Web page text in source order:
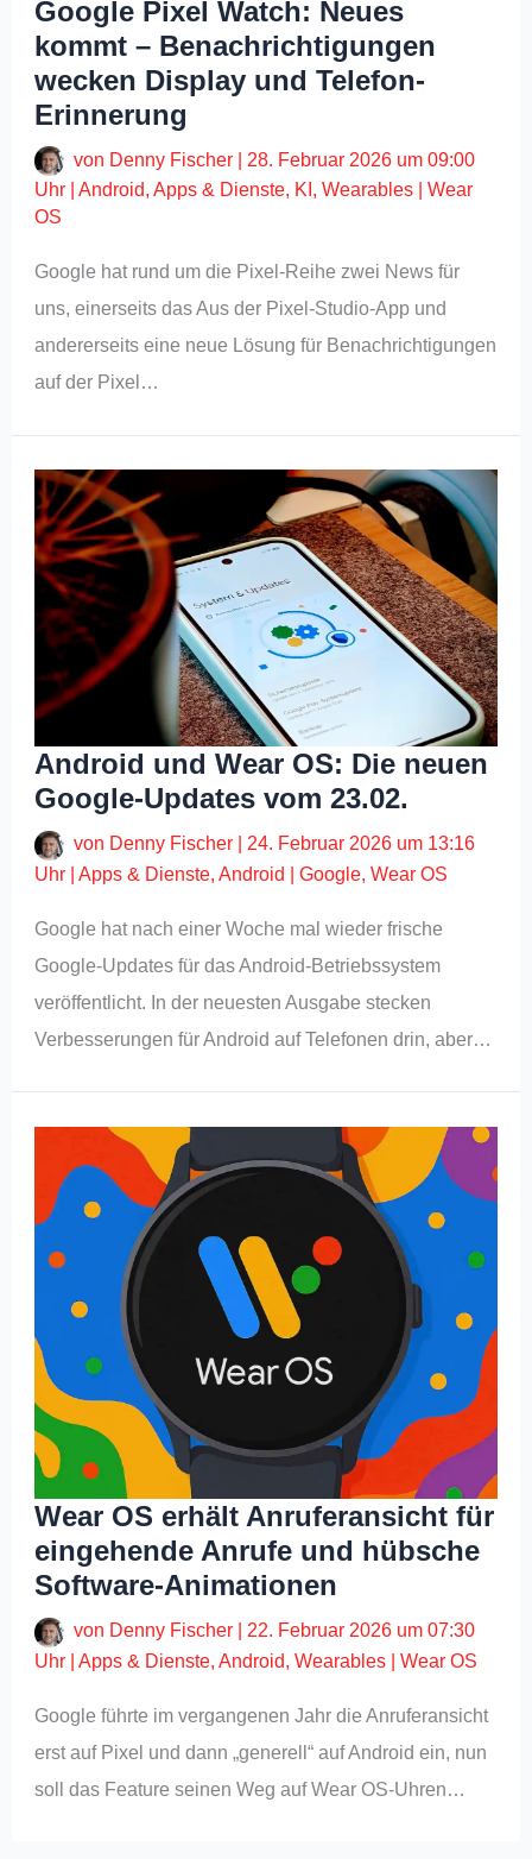
Google Pixel Watch: Neues
kommt – Benachrichtigungen
wecken Display und Telefon-
Erinnerung
von Denny Fischer
28. Februar 2026 um 09:00
Uhr |Android,Apps & Dienste, KI ,Wearables |Wear
OS
Google hat rund um die Pixel-Reihe zwei News für
uns, einerseits das Aus der Pixel-Studio-App und
andererseits eine neue Lösung für Benachrichtigungen
auf der Pixel…
Android und Wear OS: Die neuen
Google-Updates vom 23.02.
von Denny Fischer
24. Februar 2026 um 13:16
Uhr |Apps & Dienste,Android |Google,Wear OS
Google hat nach einer Woche mal wieder frische
Google-Updates für das Android-Betriebssystem
veröffentlicht. In der neuesten Ausgabe stecken
Verbesserungen für Android auf Telefonen drin, aber…
Wear OS erhält Anruferansicht für
eingehende Anrufe und hübsche
Software-Animationen
von Denny Fischer |22. Februar 2026 um 07:30
Uhr |Apps & Dienste,Android,Wearables |Wear OS
Google führte im vergangenen Jahr die Anruferansicht
erst auf Pixel und dann „generell“ auf Android ein, nun
soll das Feature seinen Weg auf Wear OS-Uhren…